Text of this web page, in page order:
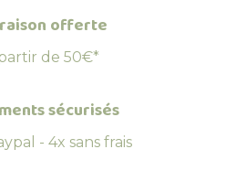
offerte
de 50€*
sécurisés
- 4x sans frais